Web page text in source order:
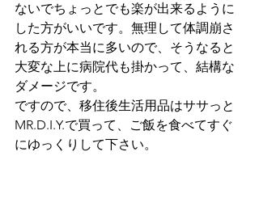
ないでちょっとでも楽が出来るように
した方がいいです。無理して体調崩さ
れる方が本当に多いので、そうなると
大変な上に病院代も掛かって、結構な
ダメージです。
ですので、移住後生活用品はササっと
MR.D.I.Y.で買って、ご飯を食べてすぐ
にゆっくりして下さい。